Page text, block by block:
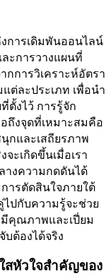
การเดิมพันออนไลน์
ะการวางแผนที่
กการวิเคราะห์อัตรา
ต่ละประเภท เพื่อนำ
ตั้งไว้ การรู้จัก
ถึงจุดที่เหมาะสมคือ
กและเสถียรภาพ
ะเกิดขึ้นเมื่อเรา
งความกดดันได้
ารตัดสินใจภายใต้
ปกับความรู้จะช่วย
มีคุณภาพและเปี่ยม
บต้องได้จริง
สหัวใจสำคัญของ